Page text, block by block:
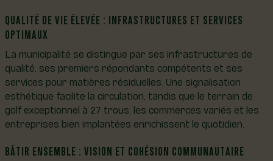
QUALITÉ DE VIE ÉLEVÉE : INFRASTRUCTURES ET SERVICES
OPTIMAUX
La municipalité se distingue par ses infrastructures de
qualité, ses premiers répondants compétents et ses
services pour matières résiduelles. Une signalisation
esthétique facilite la circulation, tandis que le terrain de
golf exceptionnel à 27 trous, les commerces variés et les
entreprises bien implantées enrichissent le quotidien.
BÂTIR ENSEMBLE : VISION ET COHÉSION COMMUNAUTAIRE